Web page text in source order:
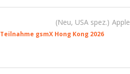
Neu, USA spez. Apple
Teilnahme gsmX Hong Kong 2026